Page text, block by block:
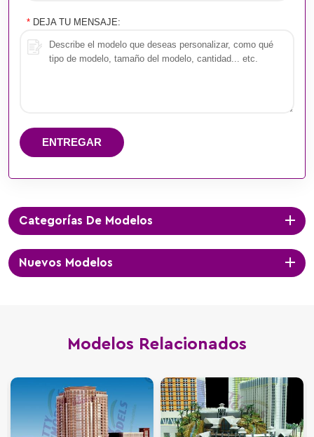
* DEJA TU MENSAJE:
ENTREGAR
Categorías De Modelos
Nuevos Modelos
Modelos Relacionados